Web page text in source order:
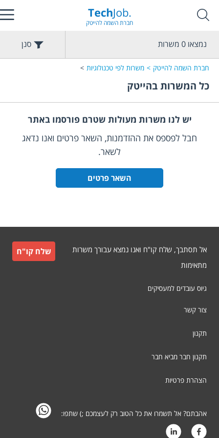
TechJob.
חברת השמה להייטק
חברת השמה להייטק משרות לפי טכנולוגיות
כל המשרות בהייטק
נמצאו 0 משרות סנן
יש לנו משרות מעולות שטרם פורסמו באתר
חבל לפספס את ההזדמנות, השאר פרטים ואנו נדאג
לשאר.
השאר פרטים
אל תסתבך, שלח קו"ח ואנו נמצא עבורך משרות
מתאימות
שלח קו"ח
גיוס עובדים למעסיקים
צור קשר
תקנון
תקנון חבר מביא חבר
הצהרת פרטיות
אהבתם? אל תשמרו את כל הטוב רק לעצמכם ;) שתפו: